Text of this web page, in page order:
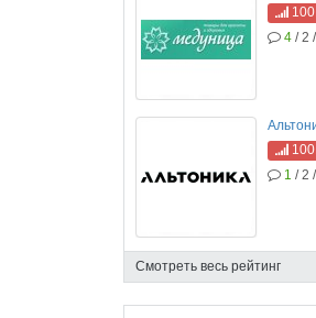
4 / 2 /
1 / 2 /
Смотреть весь рейтинг